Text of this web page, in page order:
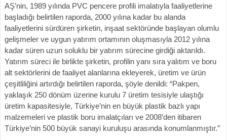
AŞ’nin, 1989 yılında PVC pencere profili imalatıyla faaliyetlerine
başladığı belirtilen raporda, 2000 yılına kadar bu alanda
faaliyetlerini sürdüren şirketin, inşaat sektöründe başlayan olumlu
gelişmeler ve uygun yatırım ortamının oluşmasıyla 2012 yılına
kadar süren uzun soluklu bir yatırım sürecine girdiği aktarıldı.
Yatırım süreci ile birlikte şirketin, profilin yanı sıra yalıtım ve boru
alt sektörlerini de faaliyet alanlarına ekleyerek, üretim ve ürün
çeşitliliğini artırdığı belirtilen raporda, şöyle denildi: “Pakpen,
yaklaşık 250 dönüm üzerine kurulu 7 üretim tesisiyle ulaştığı
üretim kapasitesiyle, Türkiye’nin en büyük plastik bazlı yapı
malzemeleri ve plastik boru imalatçıları ve 2008’den itibaren
Türkiye’nin 500 büyük sanayi kuruluşu arasında konumlanmıştır.”